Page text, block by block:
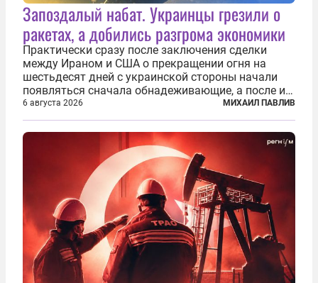
Запоздалый набат. Украинцы грезили о
ракетах, а добились разгрома экономики
Практически сразу после заключения сделки
между Ираном и США о прекращении огня на
шестьдесят дней с украинской стороны начали
появляться сначала обнадеживающие, а после и
вовсе бравурные заявления про некий «перелом»
в войне. Вероятно, в сознании первых лиц
киевского режима и стоящих за ними...
6 августа 2026 МИХАИЛ ПАВЛИВ